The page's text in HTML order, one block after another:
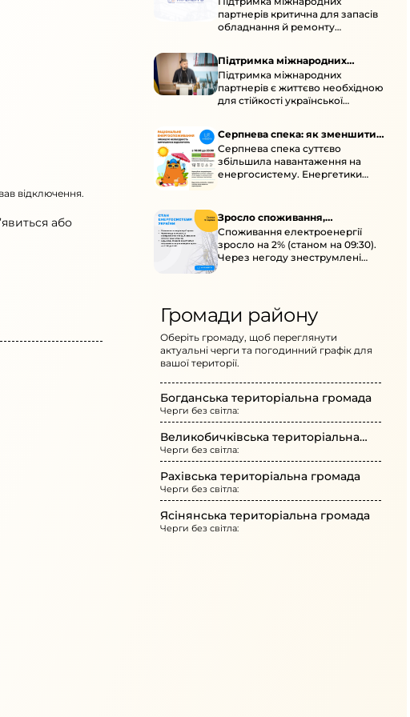
відключення.
або
підтримка для стійкості
енергосистеми
партнерів критична для запасів
обладнання й ремонту
Підтримка міжнародних
партнерів для стійкості
енергосистеми
Підтримка міжнародних
партнерів є життєво необхідною
для стійкості української
наступної зими.
Серпнева спека: як зменшити
навантаження
Серпнева спека суттєво
збільшила навантаження на
енергосистему. Енергетики
ощадливо споживати.
Зросло споживання,
знеструмлення через негоду й
атаки
Споживання електроенергії
зросло на 2% (станом на 09:30).
Через негоду знеструмлені
понад 70 населених пунктів.
Громади району
Оберіть громаду, щоб переглянути
актуальні черги та погодинний графік для
вашої території.
Богданська територіальна громада
Черги без світла:
Великобичківська територіальна
громада
Черги без світла:
Рахівська територіальна громада
Черги без світла:
Ясінянська територіальна громада
Черги без світла: